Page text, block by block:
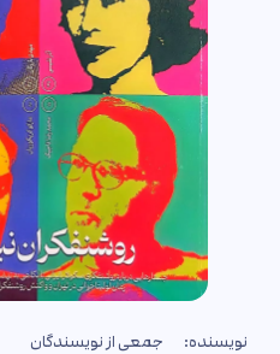
نویسنده:
جمعی از نویسندگان